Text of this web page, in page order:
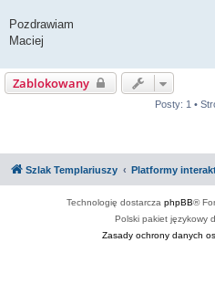
Pozdrawiam
Maciej
Zablokowany
Posty: 1 •
Szlak Templariuszy Platformy
Technologię dostarcza phpBB®
Polski pakiet językowy
Zasady ochrony danych